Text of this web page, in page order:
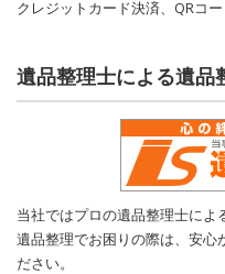
クレジットカード決済、QRコ
遺品整理士による遺品
当社ではプロの遺品整理士によ
遺品整理でお困りの際は、安心
ださい。